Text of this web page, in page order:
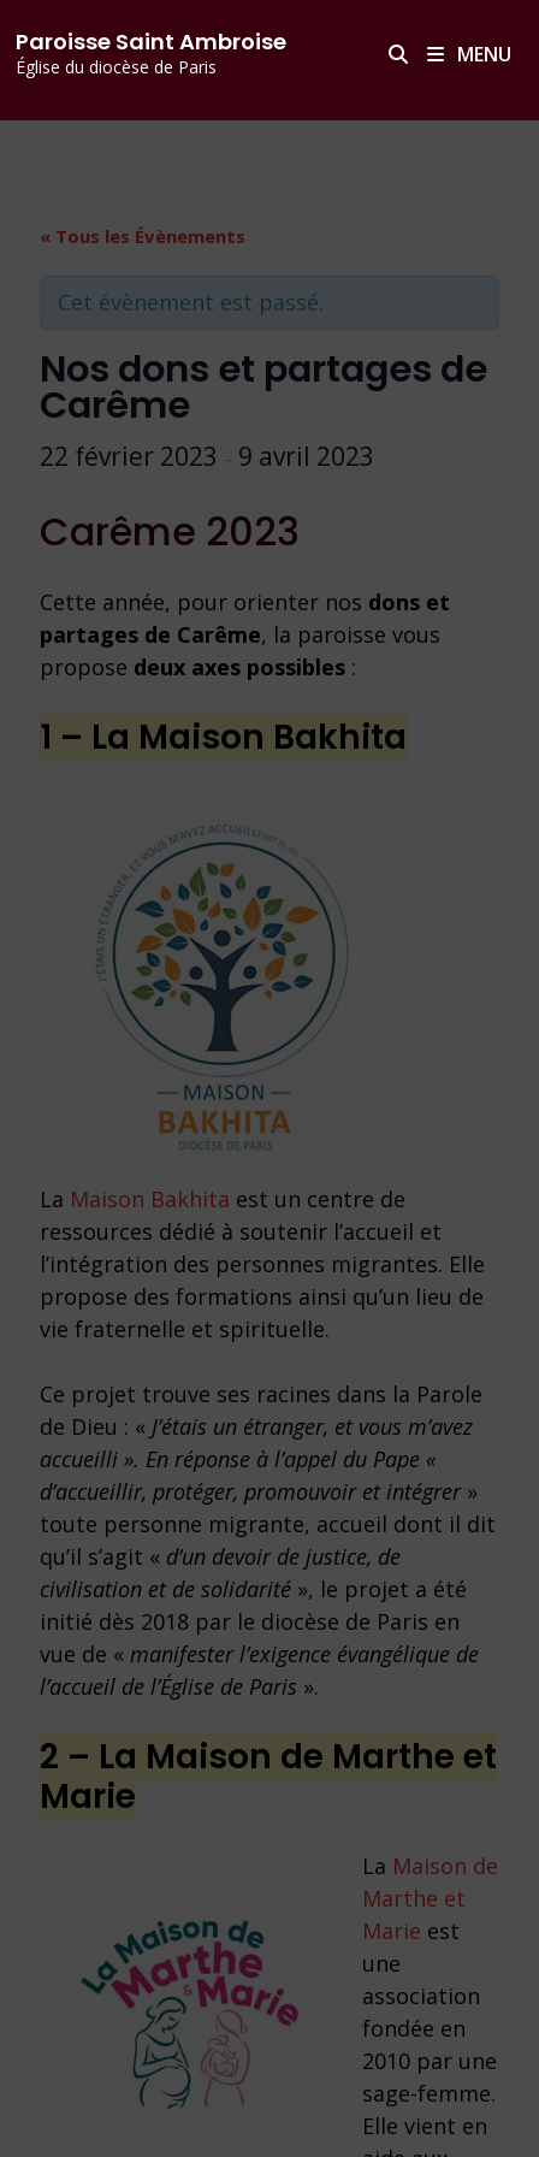
principal
au
contenu
Paroisse Saint Ambroise
Église du diocèse de Paris MENU
« Tous les Évènements
Cet évènement est passé.
Nos dons et partages de
Carême
22 février 2023 9 avril 2023
Carême 2023
Cette année, pour orienter nos dons et
partages de Carême, la paroisse vous
propose deux axes possibles :
1 – La Maison Bakhita
La Maison Bakhita est un centre de
ressources dédié à soutenir l’accueil et
l’intégration des personnes migrantes. Elle
propose des formations ainsi qu’un lieu de
vie fraternelle et spirituelle.
Ce projet trouve ses racines dans la Parole
de Dieu : « J’étais un étranger, et vous m’avez
accueilli ». En réponse à l’appel du Pape «
d’accueillir, protéger, promouvoir et intégrer »
toute personne migrante, accueil dont il dit
qu’il s’agit « d’un devoir de justice, de
civilisation et de solidarité », le projet a été
initié dès 2018 par le diocèse de Paris en
vue de «manifester l’exigence évangélique de
l’accueil de l’Église de Paris ».
2 – La Maison de Marthe et
Marie
La Maison de
Marthe et
Marie est
une
association
fondée en
2010 par une
sage-femme.
Elle vient en